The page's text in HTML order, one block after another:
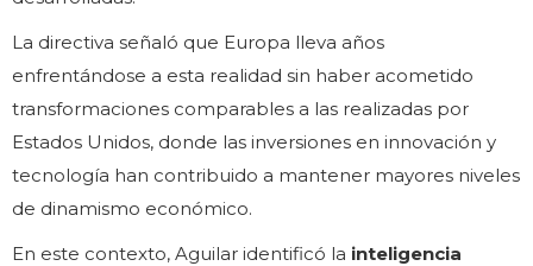
La directiva señaló que Europa lleva años
enfrentándose a esta realidad sin haber acometido
transformaciones comparables a las realizadas por
Estados Unidos, donde las inversiones en innovación y
tecnología han contribuido a mantener mayores niveles
de dinamismo económico.
En este contexto, Aguilar identificó la inteligencia